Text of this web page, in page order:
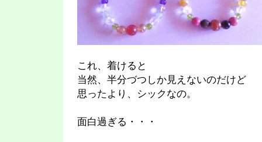
これ、着けると
当然、半分づつしか見えないのだけど
思ったより、シックなの。
面白過ぎる・・・